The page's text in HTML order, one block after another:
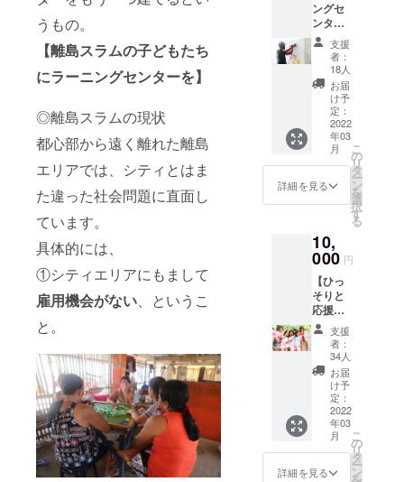
うもの。
【離島スラムの子どもたち
にラーニングセンターを】
◎離島スラムの現状
都心部から遠く離れた離島
エリアでは、シティとはま
た違った社会問題に直面し
ています。
具体的には、
①シティエリアにもまして
雇用機会がない、というこ
と。
スクールに
就職し現在
はセブ島へ
駐在員とし
て赴任。
「子ども」
「教育」
「英語」が
私の原動
力！業務の
傍ら、フィ
ども達へ教
育支援を目
指して日々
奮闘中。
はサー
ビス手
数料を
除いた
すべて
を活動
内容に
充当さ
せてい
ただき
ます。
※税制上
の優遇
ん。 ぜ
ひ応援
くお願
いいた
しま
す。
ングセ
ンター
にお名
前をペ
イント
できる
権 ・
ラーニ
ングセ
ンター
にお名
前をペ
イント
させて
す。 ※
備考欄
にペイ
ントす
る希望
のお名
前を記
載くだ
さい ※
ご支援
いただ
いたこ
とを長
期間に
わたり
残させ
ていた
支援
者：
18人
お届
け予
定：
2022
年03
月
詳細を見る
こ
の
リ
タ
ー
ン
を
選
択
す
る
10,
000 円
【ひっ
そりと
応援し
たい方
に！！
】 ・支
援地の
子ども
たちが
建設し
たラー
ニング
セン
ターで
支援
者：
34人
お届
け予
定：
2022
年03
月
詳細を見る
こ
の
リ
タ
ー
ン